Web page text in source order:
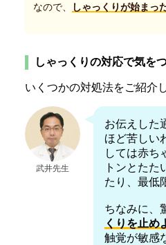
なので、 しゃっくりが始まっ
しゃっくりの対応で気を
いくつかの対処法をご紹介
武井先生
お伝えした
ほど苦しい
しては赤ち
トンとたた
たり、最低
ちなみに、
くりを止め
触覚が敏感